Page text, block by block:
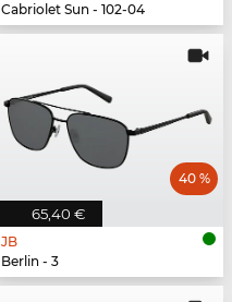
Cabriolet Sun - 102-04
65,40 €
40 %
JB
Berlin - 3